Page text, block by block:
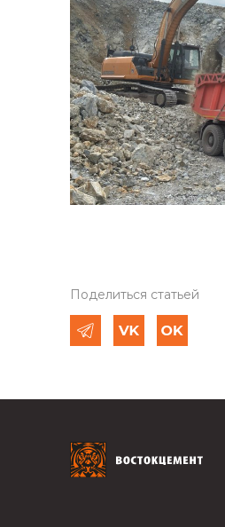
Поделиться статьей